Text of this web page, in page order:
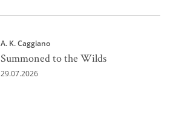
A. K. Caggiano
Summoned to the Wilds
29.07.2026